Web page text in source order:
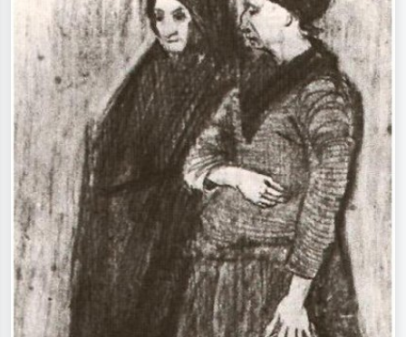
impresjonizm, fala Hokusaia, akt.
stojący akt obok drzewa.